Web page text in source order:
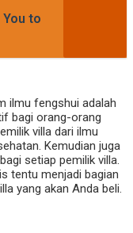
to
ilmu fengshui adalah
bagi orang-orang
villa dari ilmu
Kemudian juga
setiap pemilik villa.
tentu menjadi bagian
yang akan Anda beli.